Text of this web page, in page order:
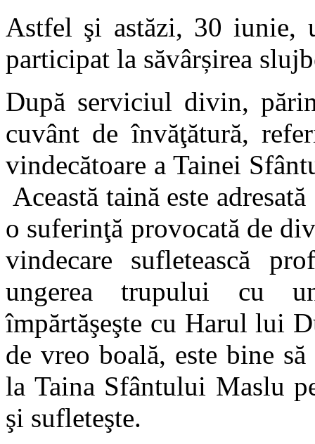
Astfel şi astăzi, 30 iunie,
participat la săvârșirea
După serviciul divin,
cuvânt de învăţătură,
vindecătoare a Tainei
Această taină este
o suferinţă provocată de
vindecare sufletească
ungerea trupului cu
împărtăşeşte cu Harul lui
de vreo boală, este bine
la Taina Sfântului Maslu
şi sufleteşte.